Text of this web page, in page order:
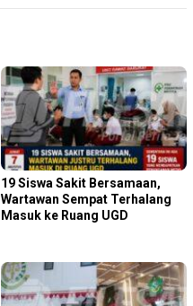
19 Siswa Sakit Bersamaan,
Wartawan Sempat Terhalang
Masuk ke Ruang UGD